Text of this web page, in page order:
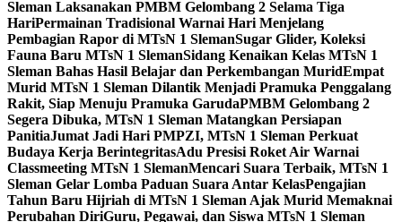
Sleman Laksanakan PMBM Gelombang 2 Selama Tiga
HariPermainan Tradisional Warnai Hari Menjelang
Pembagian Rapor di MTsN 1 SlemanSugar Glider, Koleksi
Fauna Baru MTsN 1 SlemanSidang Kenaikan Kelas MTsN 1
Sleman Bahas Hasil Belajar dan Perkembangan MuridEmpat
Murid MTsN 1 Sleman Dilantik Menjadi Pramuka Penggalang
Rakit, Siap Menuju Pramuka GarudaPMBM Gelombang 2
Segera Dibuka, MTsN 1 Sleman Matangkan Persiapan
PanitiaJumat Jadi Hari PMPZI, MTsN 1 Sleman Perkuat
Budaya Kerja BerintegritasAdu Presisi Roket Air Warnai
Classmeeting MTsN 1 SlemanMencari Suara Terbaik, MTsN 1
Sleman Gelar Lomba Paduan Suara Antar KelasPengajian
Tahun Baru Hijriah di MTsN 1 Sleman Ajak Murid Memaknai
Perubahan DiriGuru, Pegawai, dan Siswa MTsN 1 Sleman